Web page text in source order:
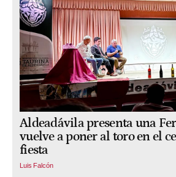
Aldeadávila presenta una
vuelve a poner al toro en el
fiesta
Luis Falcón